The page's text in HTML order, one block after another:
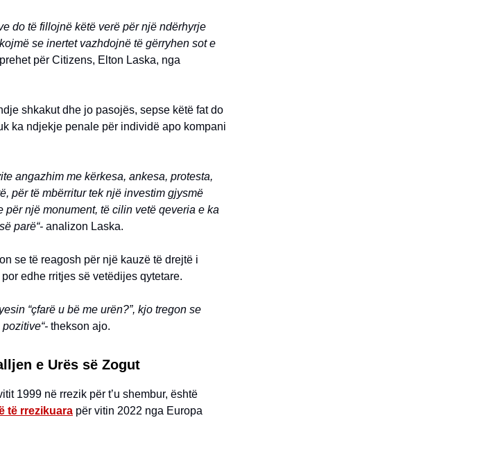
do të fillojnë këtë verë për një ndërhyrje
se inertet vazhdojnë të gërryhen sot e
për Citizens, Elton Laska, nga
shkakut dhe jo pasojës, sepse këtë fat do
ka ndjekje penale për individë apo kompani
angazhim me kërkesa, ankesa, protesta,
për të mbërritur tek një investim gjysmë
një monument, të cilin vetë qeveria e ka
parë“- analizon Laska.
se të reagosh për një kauzë të drejtë i
edhe rritjes së vetëdijes qytetare.
“çfarë u bë me urën?”, kjo tregon se
thekson ajo.
e Urës së Zogut
1999 në rrezik për t’u shembur, është
të rrezikuara për vitin 2022 nga Europa